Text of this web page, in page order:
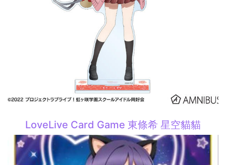
LoveLive Card Game 東條希 星空貓貓